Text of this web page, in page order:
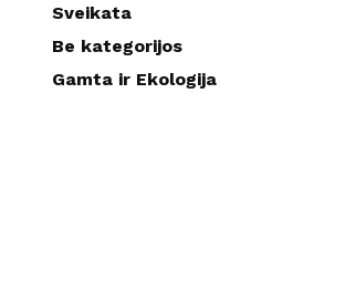
Sveikata
Be kategorijos
Gamta ir Ekologija